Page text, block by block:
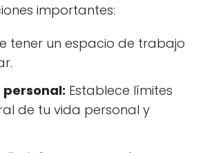
importantes:
tener un espacio de trabajo
Establece límites
de tu vida personal y